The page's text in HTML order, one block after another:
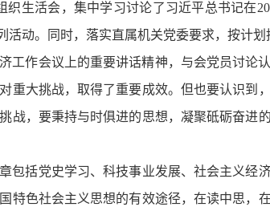
织生活会，集中学习讨论了习近平总书记在
动。同时，落实直属机关党委要求，按计划
工作会议上的重要讲话精神，与会党员讨论
重大挑战，取得了重要成效。但也要认识到
战，要秉持与时俱进的思想，凝聚砥砺奋进
包括党史学习、科技事业发展、社会主义经
特色社会主义思想的有效途径，在读中思，